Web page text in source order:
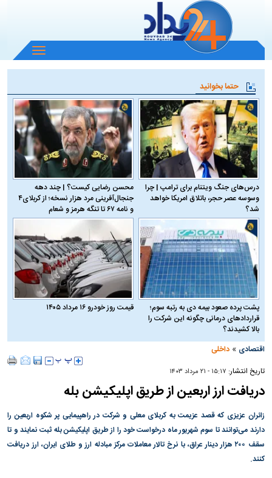
باز
و
منو
حتما بخوانید
درس‌های جنگ ویتنام برای ترامپ | چرا
وسوسه عصر حجر، باتلاق امریکا خواهد
شد؟
محسن رضایی کیست؟ | چند دهه
جنجال‌آفرینی مرد هزار نسخه؛ از کربلای۴
و نامه ۶۷ تا تنگه هرمز و شعام
پشت پرده صعود بیمه دی به رتبه سوم؛
قراردادهای درمانی چگونه این شرکت را
بالا کشیدند؟
قیمت روز خودرو ۱۶ مرداد ۱۴۰۵
اقتصادی »داخلی
تاریخ انتشار: ۱۵:۱۷ - ۲۱ مرداد ۱۴۰۳
دریافت ارز اربعین از طریق اپلیکیشن بله
زائران عزیزی که قصد عزیمت به کربلای معلی و شرکت در راهپیمایی پر شکوه اربعین را
دارند می‌توانند تا سوم شهریور ماه درخواست خود را از طریق اپلیکیشن بله ثبت نمایند و تا
سقف ۲۰۰ هزار دینار عراق، با نرخ تالار معاملات مرکز مبادله ارز و طلای ایران، ارز دریافت
کنند.